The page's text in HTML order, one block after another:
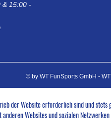
& 15:00 -
© by WT FunSports GmbH -
der Website erforderlich sind und
Websites und sozialen